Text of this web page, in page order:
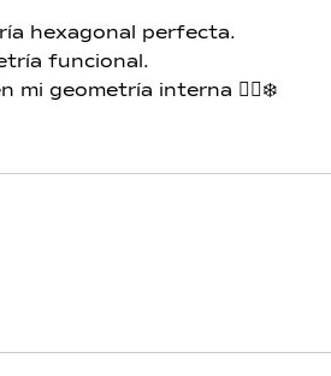
hexagonal perfecta.
funcional.
mi geometría interna 🧙‍♀️❄️